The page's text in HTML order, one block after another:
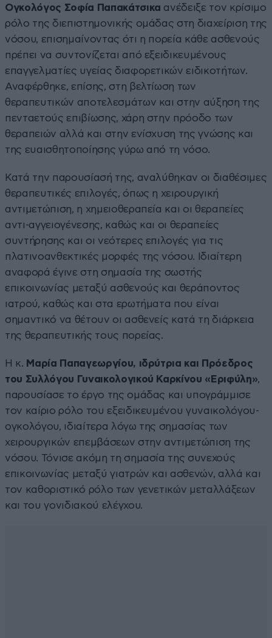
Ογκολόγος Σοφία Παπακάτσικα ανέδειξε τον κρίσιμο
ρόλο της διεπιστημονικής ομάδας στη διαχείριση της
νόσου, επισημαίνοντας ότι η πορεία κάθε ασθενούς
πρέπει να συντονίζεται από εξειδικευμένους
επαγγελματίες υγείας διαφορετικών ειδικοτήτων.
Αναφέρθηκε, επίσης, στη βελτίωση των
θεραπευτικών αποτελεσμάτων και στην αύξηση της
πενταετούς επιβίωσης, χάρη στην πρόοδο των
θεραπειών αλλά και στην ενίσχυση της γνώσης και
της ευαισθητοποίησης γύρω από τη νόσο.
Κατά την παρουσίασή της, αναλύθηκαν οι διαθέσιμες
θεραπευτικές επιλογές, όπως η χειρουργική
αντιμετώπιση, η χημειοθεραπεία και οι θεραπείες
αντι-αγγειογένεσης, καθώς και οι θεραπείες
συντήρησης και οι νεότερες επιλογές για τις
πλατινοανθεκτικές μορφές της νόσου. Ιδιαίτερη
αναφορά έγινε στη σημασία της σωστής
επικοινωνίας μεταξύ ασθενούς και θεράποντος
ιατρού, καθώς και στα ερωτήματα που είναι
σημαντικό να θέτουν οι ασθενείς κατά τη διάρκεια
της θεραπευτικής τους πορείας.
Η κ. Μαρία Παπαγεωργίου, ιδρύτρια και Πρόεδρος
του Συλλόγου Γυναικολογικού Καρκίνου «Εριφύλη»,
παρουσίασε το έργο της ομάδας και υπογράμμισε
τον καίριο ρόλο του εξειδικευμένου γυναικολόγου-
ογκολόγου, ιδιαίτερα λόγω της σημασίας των
χειρουργικών επεμβάσεων στην αντιμετώπιση της
νόσου. Τόνισε ακόμη τη σημασία της συνεχούς
επικοινωνίας μεταξύ γιατρών και ασθενών, αλλά και
τον καθοριστικό ρόλο των γενετικών μεταλλάξεων
και του γονιδιακού ελέγχου.